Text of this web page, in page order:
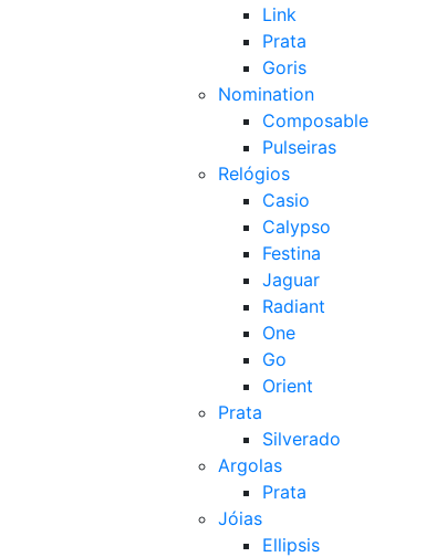
Link
Prata
Goris
Nomination
Composable
Pulseiras
Relógios
Casio
Calypso
Festina
Jaguar
Radiant
One
Go
Orient
Prata
Silverado
Argolas
Prata
Jóias
Ellipsis